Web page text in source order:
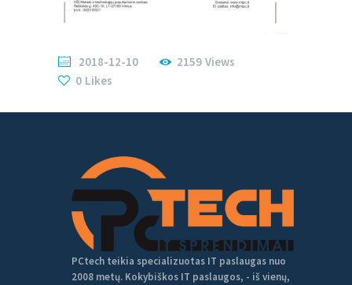
2018-12-10 2159 Views
0 Likes
PCtech teikia specializuotas IT paslaugas nuo
2008 metų. Kokybiškos IT paslaugos, - iš vienų,